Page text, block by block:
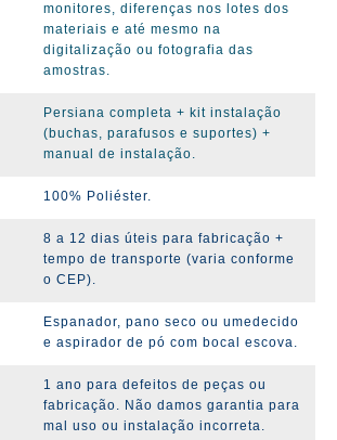
monitores, diferenças nos lotes dos
materiais e até mesmo na
digitalização ou fotografia das
amostras.
Persiana completa + kit instalação
(buchas, parafusos e suportes) +
manual de instalação.
100% Poliéster.
8 a 12 dias úteis para fabricação +
tempo de transporte (varia conforme
o CEP).
Espanador, pano seco ou umedecido
e aspirador de pó com bocal escova.
1 ano para defeitos de peças ou
fabricação. Não damos garantia para
mal uso ou instalação incorreta.